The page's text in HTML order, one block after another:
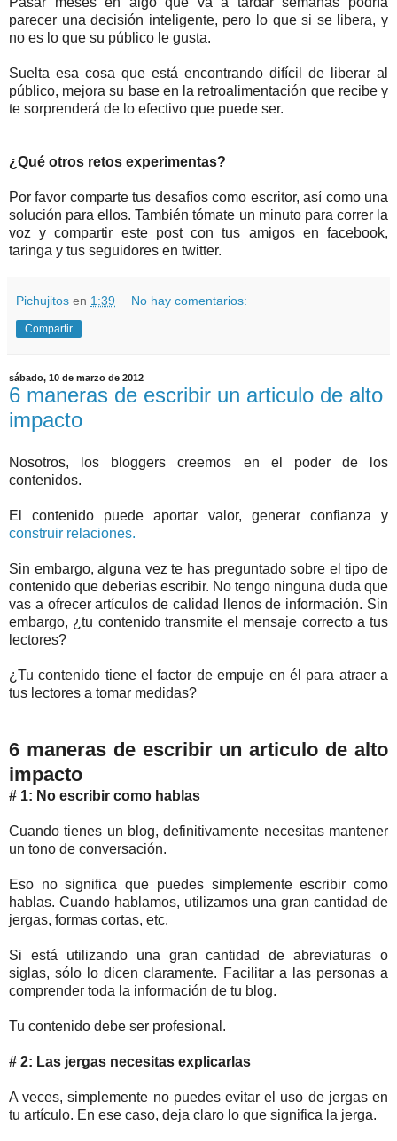
parecer una decisión inteligente, pero lo que si se libera, y
no es lo que su público le gusta.
Suelta esa cosa que está encontrando difícil de liberar al
público, mejora su base en la retroalimentación que recibe y
te sorprenderá de lo efectivo que puede ser.
¿Qué otros retos experimentas?
Por favor comparte tus desafíos como escritor, así como una
solución para ellos. También tómate un minuto para correr la
voz y compartir este post con tus amigos en facebook,
taringa y tus seguidores en twitter.
Pichujitos en 1:39 No hay comentarios:
Compartir
sábado, 10 de marzo de 2012
6 maneras de escribir un articulo de alto
impacto
Nosotros, los bloggers creemos en el poder de los
contenidos.
El contenido puede aportar valor, generar confianza y
construir relaciones.
Sin embargo, alguna vez te has preguntado sobre el tipo de
contenido que deberias escribir. No tengo ninguna duda que
vas a ofrecer artículos de calidad llenos de información. Sin
embargo, ¿tu contenido transmite el mensaje correcto a tus
lectores?
¿Tu contenido tiene el factor de empuje en él para atraer a
tus lectores a tomar medidas?
6 maneras de escribir un articulo de alto
impacto
# 1: No escribir como hablas
Cuando tienes un blog, definitivamente necesitas mantener
un tono de conversación.
Eso no significa que puedes simplemente escribir como
hablas. Cuando hablamos, utilizamos una gran cantidad de
jergas, formas cortas, etc.
Si está utilizando una gran cantidad de abreviaturas o
siglas, sólo lo dicen claramente. Facilitar a las personas a
comprender toda la información de tu blog.
Tu contenido debe ser profesional .
# 2: Las jergas necesitas explicarlas
A veces, simplemente no puedes evitar el uso de jergas en
tu artículo. En ese caso, deja claro lo que significa la jerga.